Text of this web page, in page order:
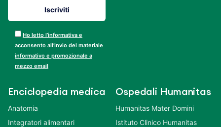
Ho letto l’informativa e
acconsento all’invio del materiale
informativo e promozionale a
mezzo email
Enciclopedia medica
Anatomia
Integratori alimentari
Ospedali Humanitas
Humanitas Mater Domini
Istituto Clinico Humanitas